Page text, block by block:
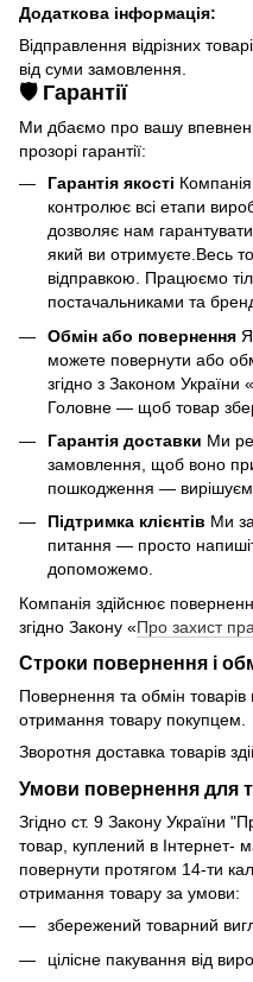
Додаткова інформація:
Відправлення відрізних
від суми замовлення.
🛡️ Гарантії
Ми дбаємо про вашу
прозорі гарантії:
Гарантія якості Компанія
контролює всі етапи
дозволяє нам гарантувати
який ви отримуєте.Весь
відправкою. Працюємо
постачальниками та
Обмін або повернення
можете повернути або
згідно з Законом України
Головне — щоб товар
Гарантія доставки Ми
замовлення, щоб воно
пошкодження —
Підтримка клієнтів Ми
питання — просто
допоможемо.
Компанія здійснює
згідно Закону «Про захист
Строки повернення і
Повернення та обмін
отримання товару покупцем.
Зворотня доставка товарів
Умови повернення для
Згідно ст. 9 Закону України
товар, куплений в
повернути протягом 14-ти
отримання товару за умови:
збережений товарний
цілісне пакування від